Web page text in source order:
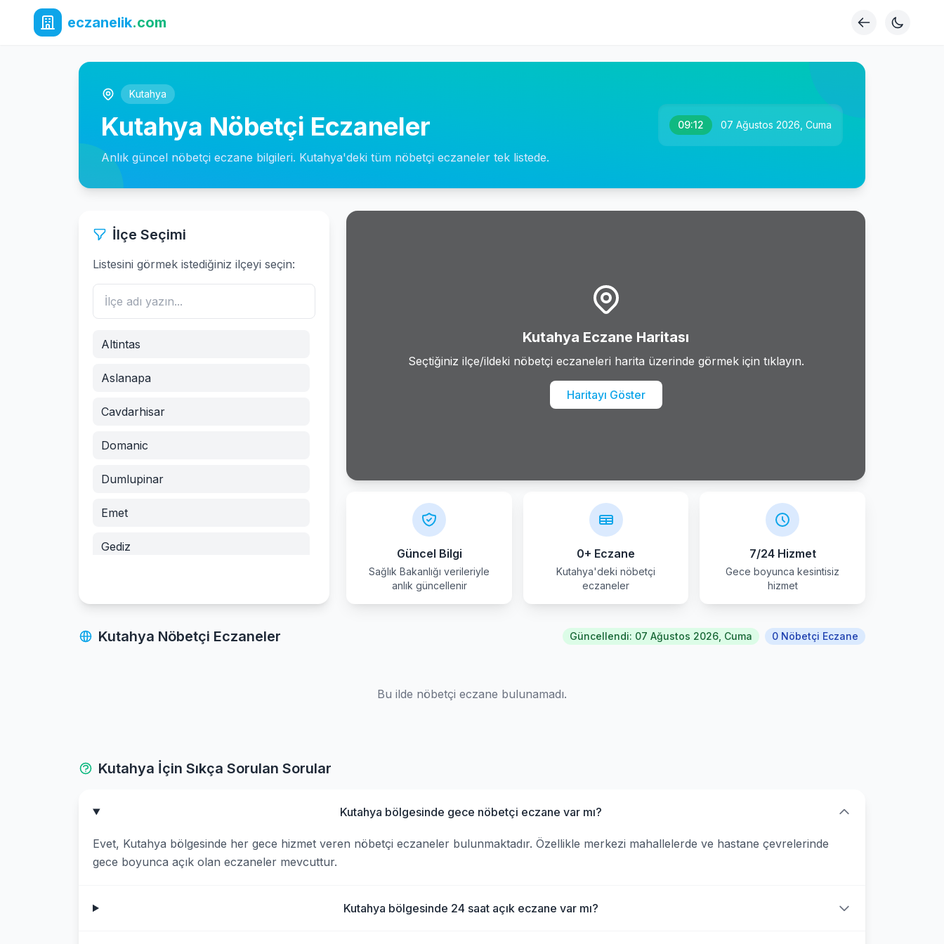
eczanelik.com
Kutahya
Kutahya Nöbetçi Eczaneler
Anlık güncel nöbetçi eczane bilgileri. Kutahya'deki tüm nöbetçi eczaneler tek listede.
09:12 07 Ağustos 2026, Cuma
İlçe Seçimi
Listesini görmek istediğiniz ilçeyi seçin:
Altintas
Aslanapa
Cavdarhisar
Domanic
Dumlupinar
Emet
Gediz
Pazarlar
Kutahya Eczane Haritası
Seçtiğiniz ilçe/ildeki nöbetçi eczaneleri harita üzerinde görmek için tıklayın.
Haritayı Göster
Güncel Bilgi
Sağlık Bakanlığı verileriyle
anlık güncellenir
0+ Eczane
Kutahya'deki nöbetçi
eczaneler
7/24 Hizmet
Gece boyunca kesintisiz
hizmet
Kutahya Nöbetçi Eczaneler Güncellendi: 07 Ağustos 2026, Cuma 0 Nöbetçi Eczane
Bu ilde nöbetçi eczane bulunamadı.
Kutahya İçin Sıkça Sorulan Sorular
Kutahya bölgesinde gece nöbetçi eczane var mı?
Evet, Kutahya bölgesinde her gece hizmet veren nöbetçi eczaneler bulunmaktadır. Özellikle merkezi mahallelerde ve hastane çevrelerinde
gece boyunca açık olan eczaneler mevcuttur.
Kutahya bölgesinde 24 saat açık eczane var mı?